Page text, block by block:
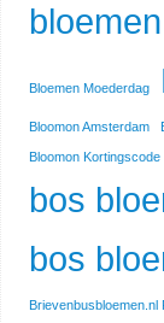
Bloemen Moederdag
Bloomon Amsterdam
Bloomon Kortingscode
bos
bos
Brievenbusbloemen.nl